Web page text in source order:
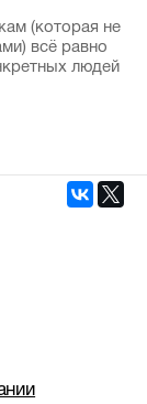
(которая не
всё равно
людей